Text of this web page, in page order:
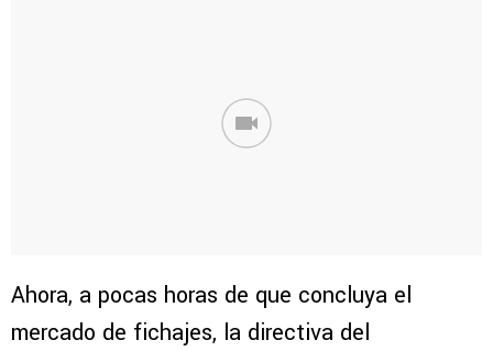
Ahora, a pocas horas de que concluya el
mercado de fichajes, la directiva del